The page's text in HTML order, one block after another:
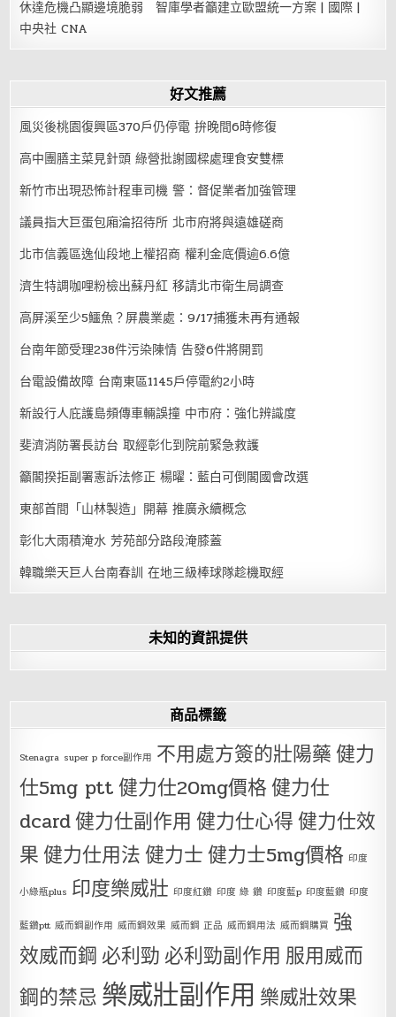
休達危機凸顯邊境脆弱 智庫學者籲建立歐盟統一方案 | 國際 |
中央社 CNA
好文推薦
風災後桃園復興區370戶仍停電 拚晚間6時修復
高中團膳主菜見針頭 綠營批謝國樑處理食安雙標
新竹市出現恐怖計程車司機 警：督促業者加強管理
議員指大巨蛋包廂淪招待所 北市府將與遠雄磋商
北市信義區逸仙段地上權招商 權利金底價逾6.6億
濟生特調咖哩粉檢出蘇丹紅 移請北市衛生局調查
高屏溪至少5鱷魚？屏農業處：9/17捕獲未再有通報
台南年節受理238件污染陳情 告發6件將開罰
台電設備故障 台南東區1145戶停電約2小時
新設行人庇護島頻傳車輛誤撞 中市府：強化辨識度
斐濟消防署長訪台 取經彰化到院前緊急救護
籲閣揆拒副署憲訴法修正 楊曜：藍白可倒閣國會改選
東部首間「山林製造」開幕 推廣永續概念
彰化大雨積淹水 芳苑部分路段淹膝蓋
韓職樂天巨人台南春訓 在地三級棒球隊趁機取經
未知的資訊提供
商品標籤
Stenagra super p force副作用 不用處方簽的壯陽藥健力
仕5mg ptt健力仕20mg價格健力仕
dcard健力仕副作用 健力仕心得健力仕效
果健力仕用法健力士健力士5mg價格 印度
小綠瓶plus 印度樂威壯 印度紅鑽 印度 綠 鑽 印度藍p 印度藍鑽 印度
藍鑽ptt 威而鋼副作用 威而鋼效果 威而鋼 正品 威而鋼用法 威而鋼購買 強
效威而鋼 必利勁 必利勁副作用 服用威而
鋼的禁忌 樂威壯副作用 樂威壯效果